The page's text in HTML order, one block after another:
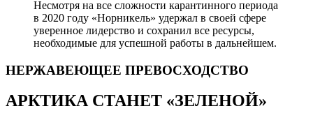
Несмотря на все сложности карантинного периода
в 2020 году «Норникель» удержал в своей сфере
уверенное лидерство и сохранил все ресурсы,
необходимые для успешной работы в дальнейшем.
НЕРЖАВЕЮЩЕЕ ПРЕВОСХОДСТВО
АРКТИКА СТАНЕТ «ЗЕЛЕНОЙ»